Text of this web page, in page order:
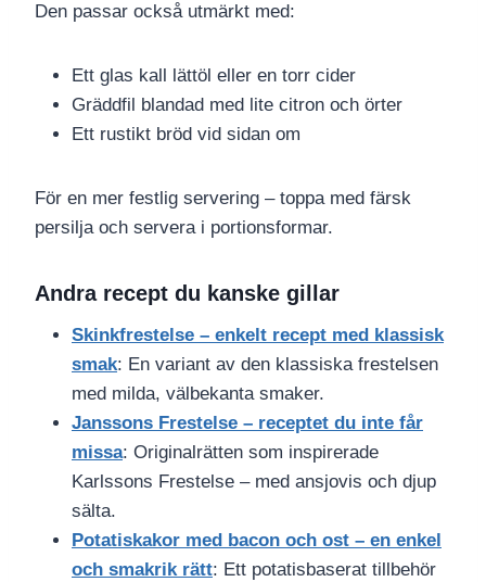
Den passar också utmärkt med:
Ett glas kall lättöl eller en torr cider
Gräddfil blandad med lite citron och örter
Ett rustikt bröd vid sidan om
För en mer festlig servering – toppa med färsk
persilja och servera i portionsformar.
Andra recept du kanske gillar
Skinkfrestelse – enkelt recept med klassisk
smak: En variant av den klassiska frestelsen
med milda, välbekanta smaker.
Janssons Frestelse – receptet du inte får
missa: Originalrätten som inspirerade
Karlssons Frestelse – med ansjovis och djup
sälta.
Potatiskakor med bacon och ost – en enkel
och smakrik rätt: Ett potatisbaserat tillbehör